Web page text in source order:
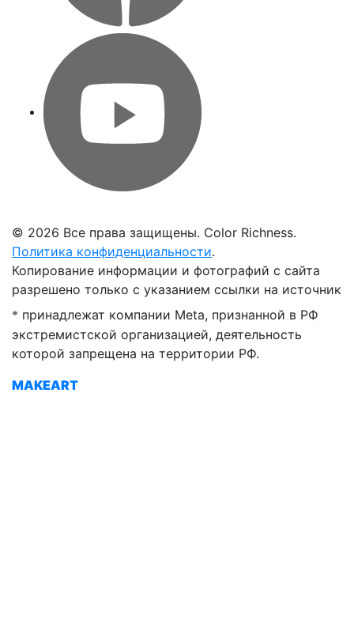
© 2026 Все права защищены. Color Richness.
Политика конфиденциальности.
MAKEART
Копирование информации и фотографий с сайта
разрешено только с указанием ссылки на источник
* принадлежат компании Meta, признанной в РФ
экстремистской организацией, деятельность
которой запрещена на территории РФ.